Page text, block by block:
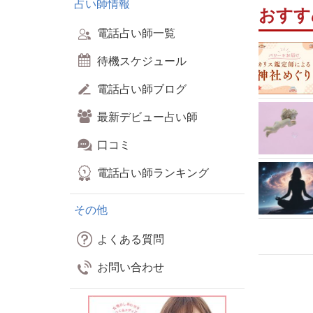
電話占い師一覧
待機スケジュール
電話占い師ブログ
最新デビュー占い師
口コミ
電話占い師ランキング
その他
よくある質問
お問い合わせ
おす